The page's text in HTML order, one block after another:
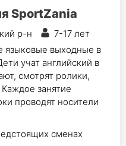
SportZania
р-н
7-17 лет
языковые выходные в
учат английский в
смотрят ролики,
занятие
проводят носители
сменах